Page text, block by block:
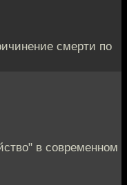
смерти по
в современном